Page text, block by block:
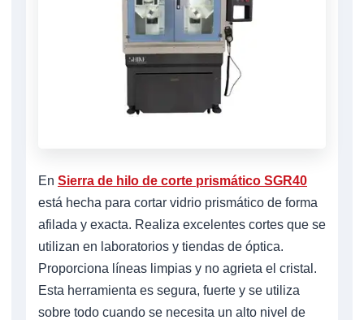
En Sierra de hilo de corte prismático SGR40
está hecha para cortar vidrio prismático de forma
afilada y exacta. Realiza excelentes cortes que se
utilizan en laboratorios y tiendas de óptica.
Proporciona líneas limpias y no agrieta el cristal.
Esta herramienta es segura, fuerte y se utiliza
sobre todo cuando se necesita un alto nivel de